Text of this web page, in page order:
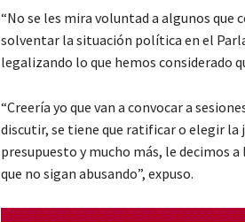
“No se les mira voluntad a algunos que
solventar la situación política en el
legalizando lo que hemos considerado
“Creería yo que van a convocar a
discutir, se tiene que ratificar o elegir la
presupuesto y mucho más, le decimos
que no sigan abusando”, expuso.